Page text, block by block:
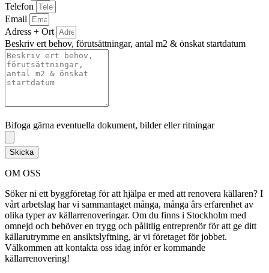
Telefon
Email
Adress + Ort
Beskriv ert behov, förutsättningar, antal m2 & önskat startdatum
Bifoga gärna eventuella dokument, bilder eller ritningar
Skicka
OM OSS
Söker ni ett byggföretag för att hjälpa er med att renovera källaren? I
vårt arbetslag har vi sammantaget många, många års erfarenhet av
olika typer av källarrenoveringar. Om du finns i Stockholm med
omnejd och behöver en trygg och pålitlig entreprenör för att ge ditt
källarutrymme en ansiktslyftning, är vi företaget för jobbet.
Välkommen att kontakta oss idag inför er kommande
källarrenovering!